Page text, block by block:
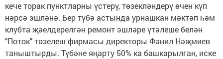
кече торак пунктларны үстерү, төзекләндерү өчен күп
нәрсә эшләнә. Бер түбә астында урнашкан мәктәп һәм
клубта җәелдерелгән ремонт эшләре үтәлеше белән
"Поток" төзелеш фирмасы директоры Фәнил Нәҗмиев
таныштырды. Түбәне яңарту 50% ка башкарылган, иске